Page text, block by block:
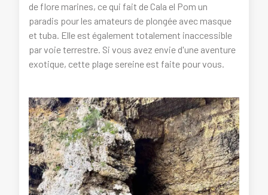
de flore marines, ce qui fait de Cala el Pom un
paradis pour les amateurs de plongée avec masque
et tuba. Elle est également totalement inaccessible
par voie terrestre. Si vous avez envie d'une aventure
exotique, cette plage sereine est faite pour vous.